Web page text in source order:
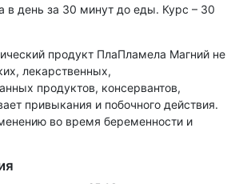
в день за 30 минут до еды. Курс – 30
продукт ПлаПламела Магний не
лекарственных,
продуктов, консервантов,
привыкания и побочного действия.
во время беременности и